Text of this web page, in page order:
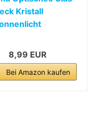
Kristall
8,99 EUR
Bei Amazon kaufen